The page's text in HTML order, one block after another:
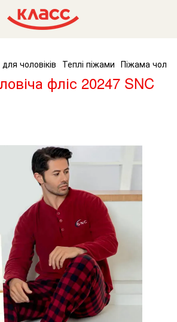
чоловіків Теплі піжами Піжама
фліс 20247 SNC